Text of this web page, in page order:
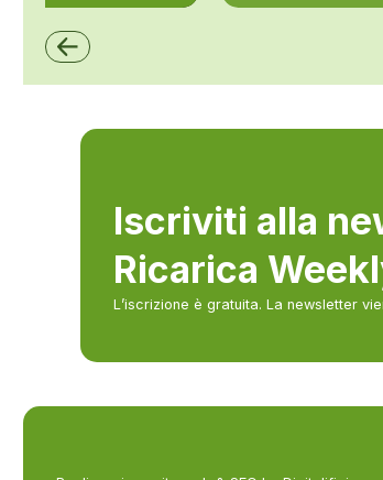
ZCS
Iscriviti alla
Ricarica
L’iscrizione è gratuita. La newsletter